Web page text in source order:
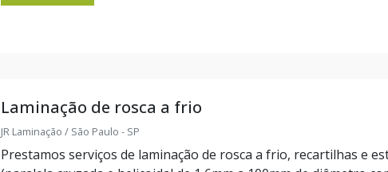
Laminação de rosca a frio
JR Laminação / São Paulo - SP
Prestamos serviços de laminação de rosca a frio, recartilhas e